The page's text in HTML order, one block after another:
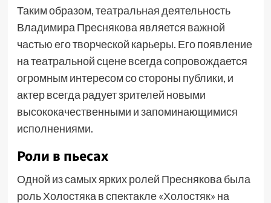
Таким образом, театральная деятельность
Владимира Преснякова является важной
частью его творческой карьеры. Его появление
на театральной сцене всегда сопровождается
огромным интересом со стороны публики, и
актер всегда радует зрителей новыми
высококачественными и запоминающимися
исполнениями.
Роли в пьесах
Одной из самых ярких ролей Преснякова была
роль Холостяка в спектакле «Холостяк» на